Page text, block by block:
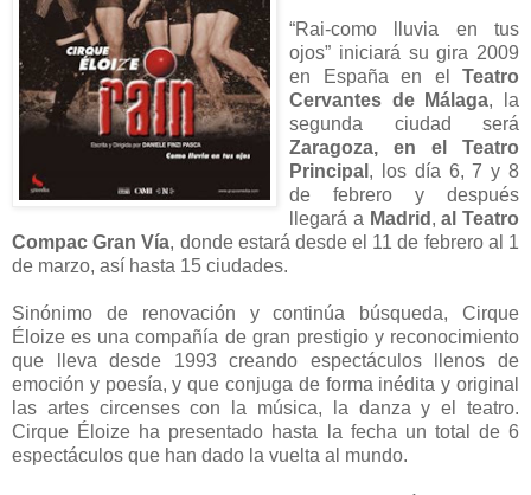
“Rai-como lluvia en tus
ojos” iniciará su gira 2009
en España en el Teatro
Cervantes de Málaga, la
segunda ciudad será
Zaragoza, en el Teatro
Principal , los día 6, 7 y 8
de febrero y después
llegará a Madrid ,al Teatro
Compac Gran Vía, donde estará desde el 11 de febrero al 1
de marzo, así hasta 15 ciudades.
Sinónimo de renovación y continúa búsqueda, Cirque
Éloize es una compañía de gran prestigio y reconocimiento
que lleva desde 1993 creando espectáculos llenos de
emoción y poesía, y que conjuga de forma inédita y original
las artes circenses con la música, la danza y el teatro.
Cirque Éloize ha presentado hasta la fecha un total de 6
espectáculos que han dado la vuelta al mundo.